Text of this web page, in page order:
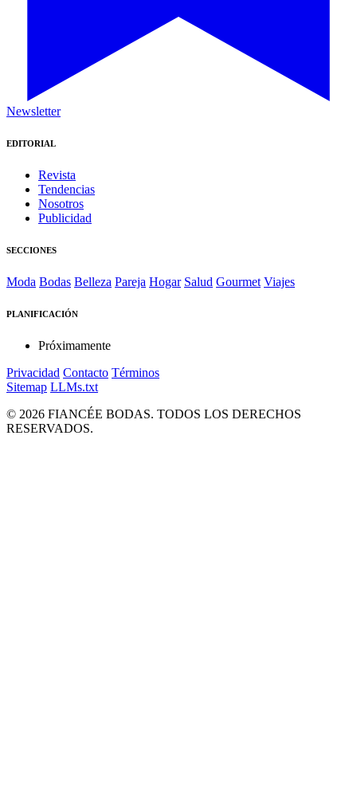
Newsletter
EDITORIAL
Revista
Tendencias
Nosotros
Publicidad
SECCIONES
Moda Bodas Belleza Pareja Hogar Salud Gourmet Viajes
PLANIFICACIÓN
Próximamente
Privacidad Contacto Términos
Sitemap LLMs.txt
© 2026 FIANCÉE BODAS. TODOS LOS DERECHOS
RESERVADOS.